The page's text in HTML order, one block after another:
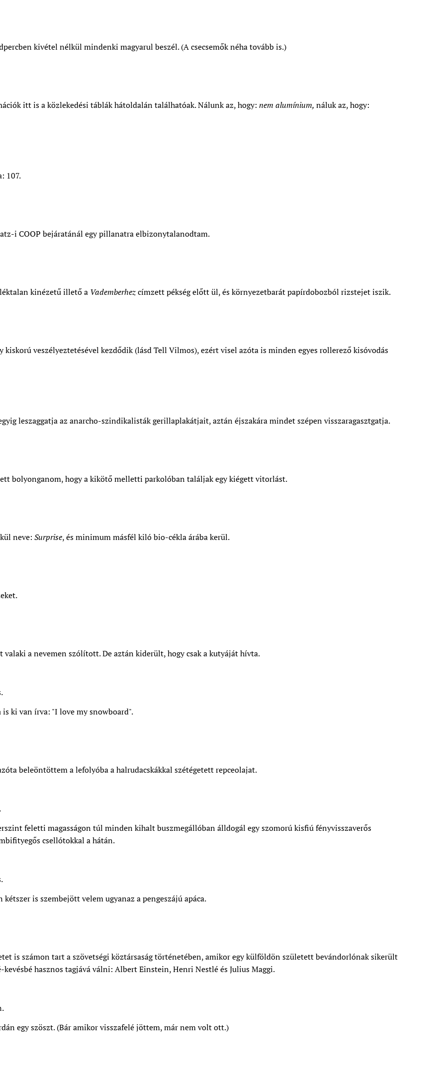
kivétel nélkül mindenki magyarul beszél. (A csecsemők néha tovább is.)
itt is a közlekedési táblák hátoldalán találhatóak. Nálunk az, hogy: nem alumínium, náluk az, hogy:
107.
i COOP bejáratánál egy pillanatra elbizonytalanodtam.
kinézetű illető a Vademberhezcímzett pékség előtt ül, és környezetbarát papírdobozból rizstejet iszik.
kiskorú veszélyeztetésével kezdődik (lásd Tell Vilmos), ezért visel azóta is minden egyes rollerező kisóvodás
leszaggatja az anarcho-szindikalisták gerillaplakátjait, aztán éjszakára mindet szépen visszaragasztgatja.
bolyonganom, hogy a kikötő melletti parkolóban találjak egy kiégett vitorlást.
neve: Surprise, és minimum másfél kiló bio-cékla árába kerül.
valaki a nevemen szólított. De aztán kiderült, hogy csak a kutyáját hívta.
is ki van írva: "I love my snowboard".
beleöntöttem a lefolyóba a halrudacskákkal szétégetett repceolajat.
feletti magasságon túl minden kihalt buszmegállóban álldogál egy szomorú kisfiú fényvisszaverős
csellótokkal a hátán.
kétszer is szembejött velem ugyanaz a pengeszájú apáca.
is számon tart a szövetségi köztársaság történetében, amikor egy külföldön született bevándorlónak sikerült
kevésbé hasznos tagjává válni: Albert Einstein, Henri Nestlé és Julius Maggi.
egy szöszt. (Bár amikor visszafelé jöttem, már nem volt ott.)